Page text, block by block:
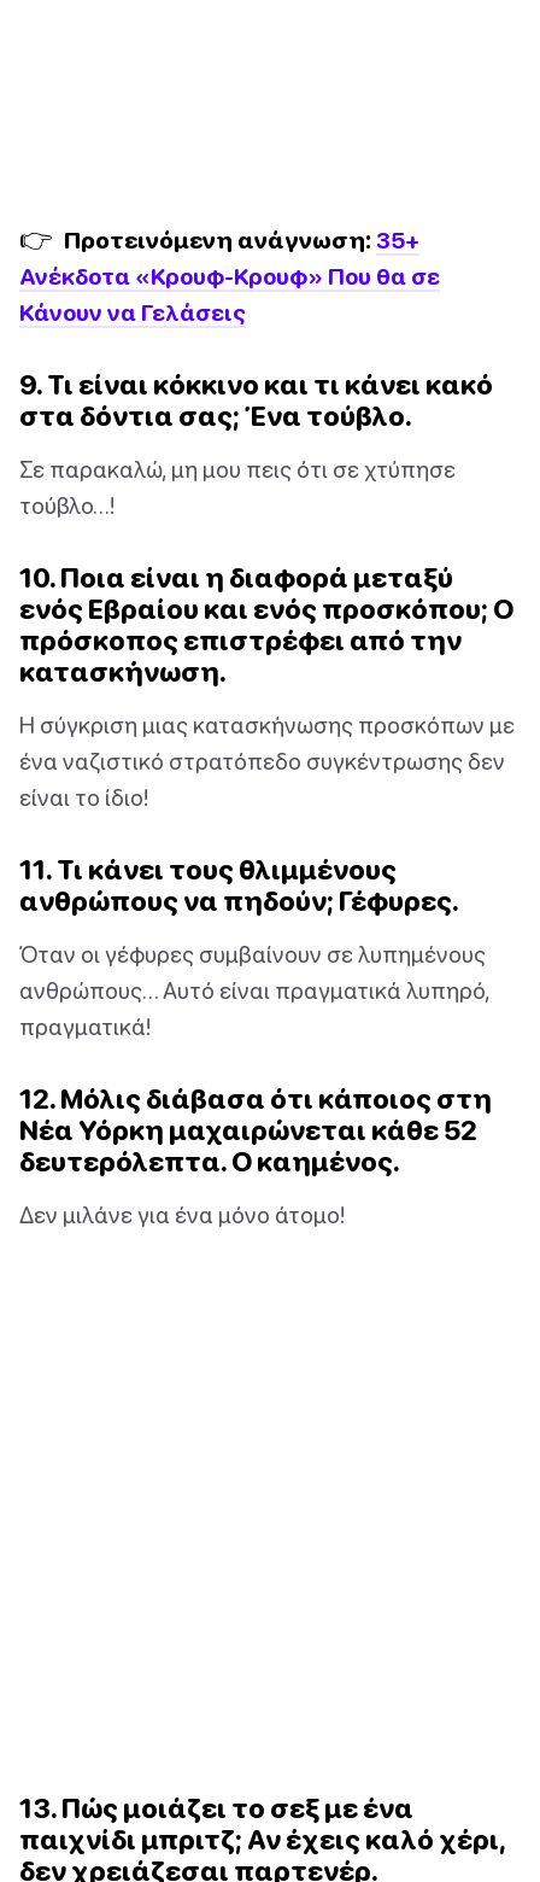
👉 Προτεινόμενη ανάγνωση: 35+
Ανέκδοτα «Κρουφ-Κρουφ» Που θα σε
Κάνουν να Γελάσεις
9. Τι είναι κόκκινο και τι κάνει κακό
στα δόντια σας; Ένα τούβλο.
Σε παρακαλώ, μη μου πεις ότι σε χτύπησε
τούβλο…!
10. Ποια είναι η διαφορά μεταξύ
ενός Εβραίου και ενός προσκόπου; Ο
πρόσκοπος επιστρέφει από την
κατασκήνωση.
Η σύγκριση μιας κατασκήνωσης προσκόπων με
ένα ναζιστικό στρατόπεδο συγκέντρωσης δεν
είναι το ίδιο!
11. Τι κάνει τους θλιμμένους
ανθρώπους να πηδούν; Γέφυρες.
Όταν οι γέφυρες συμβαίνουν σε λυπημένους
ανθρώπους… Αυτό είναι πραγματικά λυπηρό,
πραγματικά!
12. Μόλις διάβασα ότι κάποιος στη
Νέα Υόρκη μαχαιρώνεται κάθε 52
δευτερόλεπτα. Ο καημένος.
Δεν μιλάνε για ένα μόνο άτομο!
13. Πώς μοιάζει το σεξ με ένα
παιχνίδι μπριτζ; Αν έχεις καλό χέρι,
δεν χρειάζεσαι παρτενέρ.